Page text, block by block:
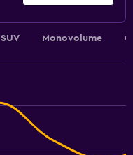
SUV Monovolume